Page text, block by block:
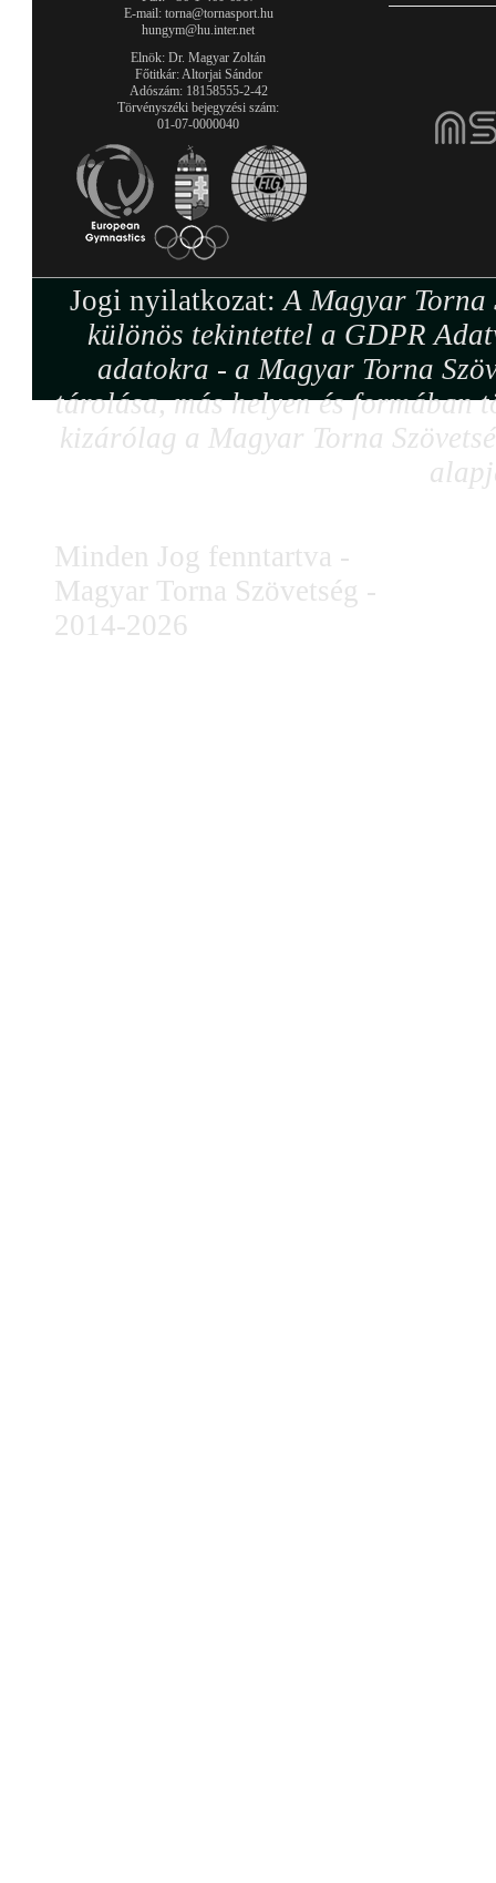
E-mail: torna@tornasport.hu
hungym@hu.inter.net
Elnök: Dr. Magyar Zoltán
Főtitkár: Altorjai Sándor
Adószám: 18158555-2-42
Törvényszéki bejegyzési szám:
01-07-0000040
Jogi nyilatkozat:A Magyar Torna
különös tekintettel a GDPR
adatokra - a Magyar Torna
tárolása, más helyen és formában
kizárólag a Magyar Torna
Minden Jog fenntartva -
Magyar Torna Szövetség -
2014-2026